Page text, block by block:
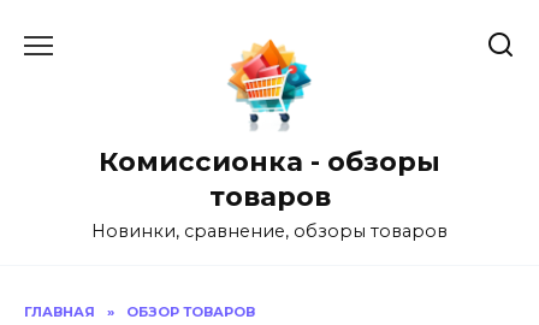
Комиссионка - обзоры
товаров
Новинки, сравнение, обзоры товаров
ГЛАВНАЯ » ОБЗОР ТОВАРОВ